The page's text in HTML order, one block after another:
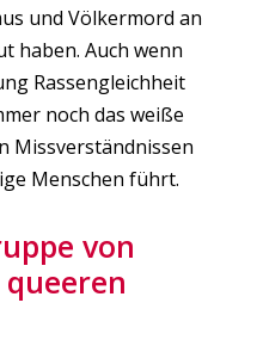
und Völkermord an
haben. Auch wenn
Rassengleichheit
noch das weiße
Missverständnissen
Menschen führt.
von